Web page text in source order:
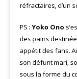
réfractaires, d’un
PS : Yoko Ono
des pains
appétit des fans.
son défunt mari,
sous la forme du